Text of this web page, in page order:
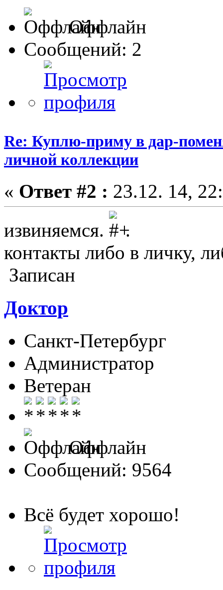
Оффлайн
Сообщений: 2
Re: Куплю-приму в дар-
личной коллекции
« Ответ #2 : 23.12. 14,
извиняемся.
.
контакты либо в личку,
Записан
Доктор
Санкт-Петербург
Администратор
Ветеран
Оффлайн
Сообщений: 9564
Всё будет хорошо!